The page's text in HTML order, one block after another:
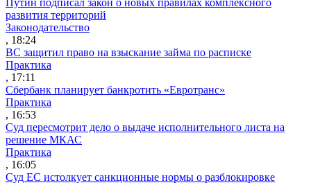
развития территорий
Законодательство
, 18:24
ВС защитил право на взыскание займа по расписке
Практика
, 17:11
Сбербанк планирует банкротить «Евротранс»
Практика
, 16:53
Суд пересмотрит дело о выдаче исполнительного листа на
решение МКАС
Практика
, 16:05
Суд ЕС истолкует санкционные нормы о разблокировке